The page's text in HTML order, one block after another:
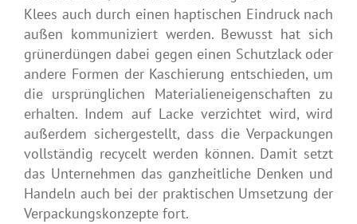
Klees auch durch einen haptischen Eindruck nach
außen kommuniziert werden. Bewusst hat sich
grünerdüngen dabei gegen einen Schutzlack oder
andere Formen der Kaschierung entschieden, um
die ursprünglichen Materialieneigenschaften zu
erhalten. Indem auf Lacke verzichtet wird, wird
außerdem sichergestellt, dass die Verpackungen
vollständig recycelt werden können. Damit setzt
das Unternehmen das ganzheitliche Denken und
Handeln auch bei der praktischen Umsetzung der
Verpackungskonzepte fort.